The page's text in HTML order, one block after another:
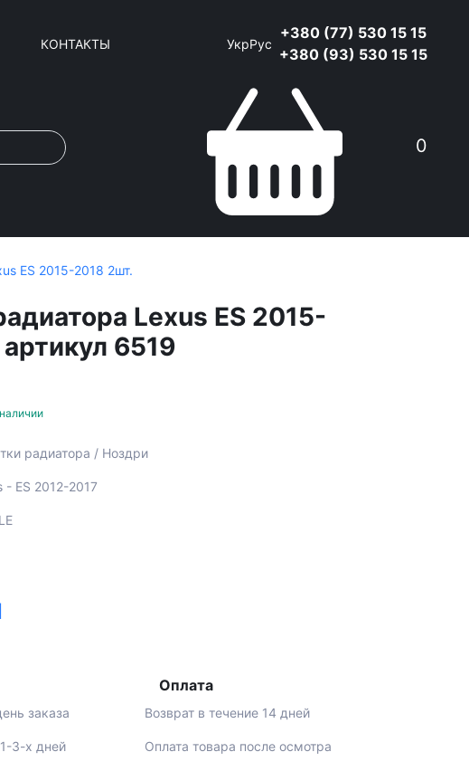
КОНТАКТЫ УкрРус
+380 (77) 530 15 15
+380 (93) 530 15 15
0
ES 2015-2018 2шт.
Lexus ES 2015-
6519
радиатора / Ноздри
- ES 2012-2017
заказа
3-х дней
Оплата
Возврат в течение 14 дней
Оплата товара после осмотра